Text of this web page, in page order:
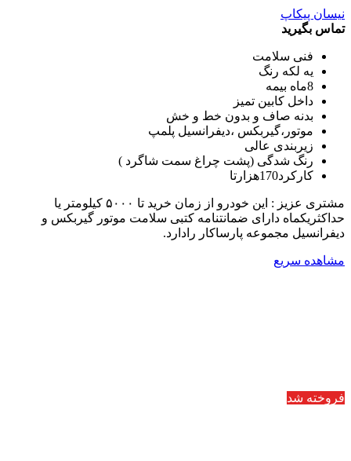
نیسان پیکاپ
تماس بگیرید
فنی سلامت
یه لکه رنگ
8ماه بیمه
داخل کابین تمیز
بدنه صاف و بدون خط و خش
موتور،گیربکس ،دیفرانسیل پلمپ
زیربندی عالی
رنگ شدگی (پشت چراغ سمت شاگرد )
کارکرد170هزارتا
مشتری عزیز : این خودرو از زمان خرید تا ۵۰۰۰ کیلومتر یا
حداکثریکماه دارای ضمانتنامه کتبی سلامت موتور گیربکس و
دیفرانسیل مجموعه پارساکار رادارد.
مشاهده سریع
فروخته شد